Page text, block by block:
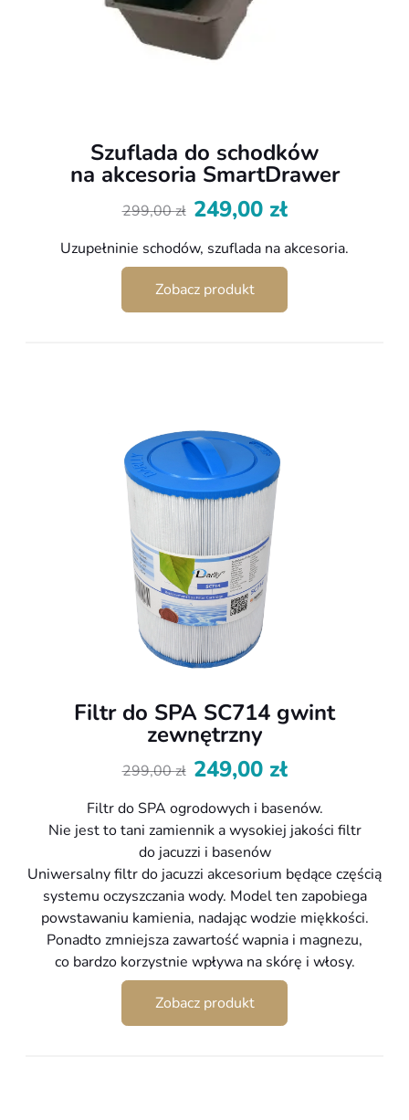
Szuflada do schodków
na akcesoria SmartDrawer
299,00zł
Pierwotna
cena
wynosiła:
299,00 zł.
249,00 zł
Aktualna
cena
wynosi:
249,00 zł.
Uzupełninie schodów, szuflada na akcesoria.
Zobacz produkt
Filtr do SPA SC714 gwint
zewnętrzny
299,00zł
Pierwotna
cena
wynosiła:
299,00 zł.
249,00 zł
Aktualna
cena
wynosi:
249,00 zł.
Filtr do SPA ogrodowych i basenów.
Nie jest to tani zamiennik a wysokiej jakości filtr
do jacuzzi i basenów
Uniwersalny filtr do jacuzzi akcesorium będące częścią
systemu oczyszczania wody. Model ten zapobiega
powstawaniu kamienia, nadając wodzie miękkości.
Ponadto zmniejsza zawartość wapnia i magnezu,
co bardzo korzystnie wpływa na skórę i włosy.
Zobacz produkt